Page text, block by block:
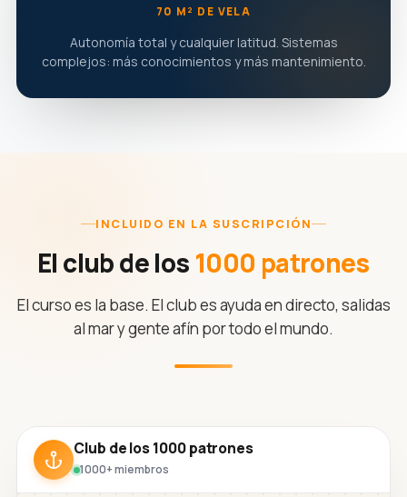
70 M² DE VELA
Autonomía total y cualquier latitud. Sistemas
complejos: más conocimientos y más mantenimiento.
INCLUIDO EN LA SUSCRIPCIÓN
El club de los 1000 patrones
El curso es la base. El club es ayuda en directo, salidas
al mar y gente afín por todo el mundo.
Club de los 1000 patrones
1000+ miembros